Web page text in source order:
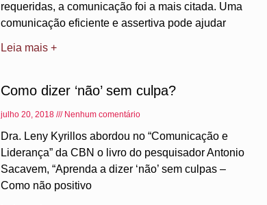
requeridas, a comunicação foi a mais citada. Uma
comunicação eficiente e assertiva pode ajudar
Leia mais +
Como dizer ‘não’ sem culpa?
julho 20, 2018 Nenhum comentário
Dra. Leny Kyrillos abordou no “Comunicação e
Liderança” da CBN o livro do pesquisador Antonio
Sacavem, “Aprenda a dizer ‘não’ sem culpas –
Como não positivo